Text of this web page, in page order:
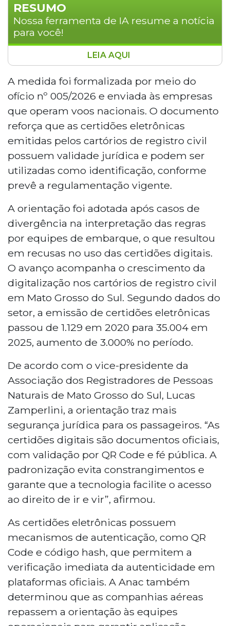
RESUMO
Nossa ferramenta de IA resume a notícia
para você!
A Anac orientou companhias aéreas a
aceitarem certidões digitais de
nascimento em embarques domésticos,
após casos de passageiros,
especialmente menores de 12 anos,
impedidos de viajar com o documento
eletrônico. A medida, formalizada pelo
ofício nº 005/2026, reforça a validade
jurídica das certidões emitidas por
cartórios digitais. Em Mato Grosso do Sul,
a emissão desses documentos cresceu
3.000% entre 2020 e 2025.
LEIA AQUI
A medida foi formalizada por meio do
ofício nº 005/2026 e enviada às empresas
que operam voos nacionais. O documento
reforça que as certidões eletrônicas
emitidas pelos cartórios de registro civil
possuem validade jurídica e podem ser
utilizadas como identificação, conforme
prevê a regulamentação vigente.
A orientação foi adotada após casos de
divergência na interpretação das regras
por equipes de embarque, o que resultou
em recusas no uso das certidões digitais.
O avanço acompanha o crescimento da
digitalização nos cartórios de registro civil
em Mato Grosso do Sul. Segundo dados do
setor, a emissão de certidões eletrônicas
passou de 1.129 em 2020 para 35.004 em
2025, aumento de 3.000% no período.
De acordo com o vice-presidente da
Associação dos Registradores de Pessoas
Naturais de Mato Grosso do Sul, Lucas
Zamperlini, a orientação traz mais
segurança jurídica para os passageiros. “As
certidões digitais são documentos oficiais,
com validação por QR Code e fé pública. A
padronização evita constrangimentos e
garante que a tecnologia facilite o acesso
ao direito de ir e vir”, afirmou.
As certidões eletrônicas possuem
mecanismos de autenticação, como QR
Code e código hash, que permitem a
verificação imediata da autenticidade em
plataformas oficiais. A Anac também
determinou que as companhias aéreas
repassem a orientação às equipes